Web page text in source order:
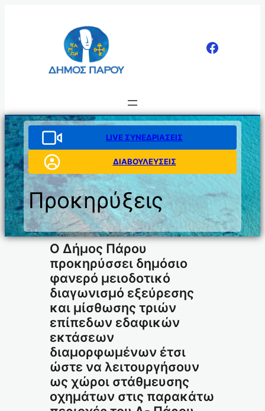
LIVE ΣΥΝΕΔΡΙΑΣΕΙΣ
ΔΙΑΒΟΥΛΕΥΣΕΙΣ
Προκηρύξεις
Ο Δήμος Πάρου
προκηρύσσει δημόσιο
φανερό μειοδοτικό
διαγωνισμό εξεύρεσης
και μίσθωσης τριών
επίπεδων εδαφικών
εκτάσεων
διαμορφωμένων έτσι
ώστε να λειτουργήσουν
ως χώροι στάθμευσης
οχημάτων στις παρακάτω